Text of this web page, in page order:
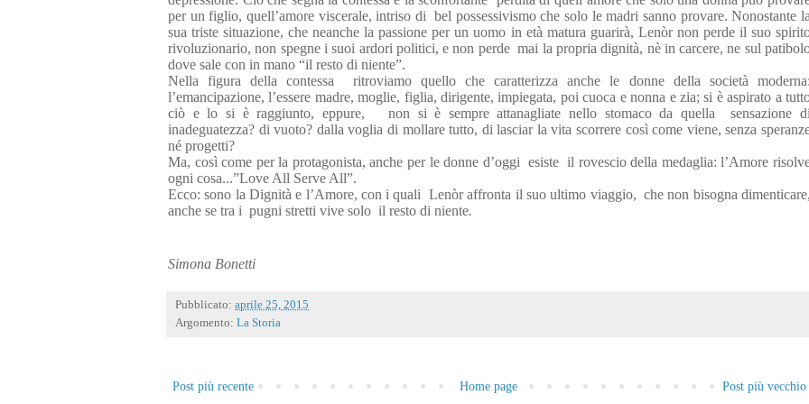
per un figlio, quell’amore viscerale, intriso di bel possessivismo che solo le madri sanno provare. Nonostante la
sua triste situazione, che neanche la passione per un uomo in età matura guarirà, Lenòr non perde il suo
rivoluzionario, non spegne i suoi ardori politici, e non perde mai la propria dignità, nè in carcere, ne sul
dove sale con in mano “il resto di niente”.
Nella figura della contessa
ritroviamo quello che caratterizza anche le donne della società moderna:
l’emancipazione, l’essere madre, moglie, figlia, dirigente, impiegata, poi cuoca e nonna e zia; si è aspirato a
ciò e lo si è raggiunto, eppure,
non si è sempre attanagliate nello stomaco da quella
sensazione di
inadeguatezza? di vuoto? dalla voglia di mollare tutto, di lasciar la vita scorrere così come viene, senza
né progetti?
Ma, così come per la protagonista, anche per le donne d’oggi esiste il rovescio della medaglia: l’Amore
ogni cosa...”Love All Serve All”.
Ecco: sono la Dignità e l’Amore, con i quali Lenòr affronta il suo ultimo viaggio, che non bisogna dimenticare,
anche se tra i pugni stretti vive solo il resto di niente.
Simona Bonetti
Pubblicato: aprile 25, 2015
Argomento: La Storia
Post più recente Post più vecchio
Home page